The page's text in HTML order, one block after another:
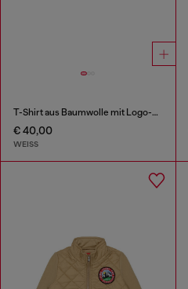
T-Shirt aus Baumwolle mit Logo-Print
€ 40,00
WEISS